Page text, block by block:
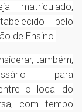
matriculado,
pelo
de Ensino.
também,
para
o local do
com tempo